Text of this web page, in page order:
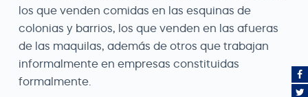
los que venden comidas en las esquinas de
colonias y barrios, los que venden en las afueras
de las maquilas, además de otros que trabajan
informalmente en empresas constituidas
formalmente.